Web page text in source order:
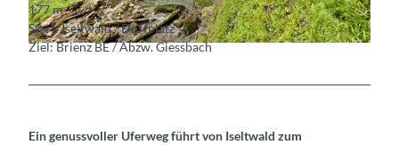
© Fredy Joss, Fredy Joss
177 m
Start: Iseltwald / Dorfplatz
Ziel: Brienz BE / Abzw. Giessbach
Ein genussvoller Uferweg führt von Iseltwald zum